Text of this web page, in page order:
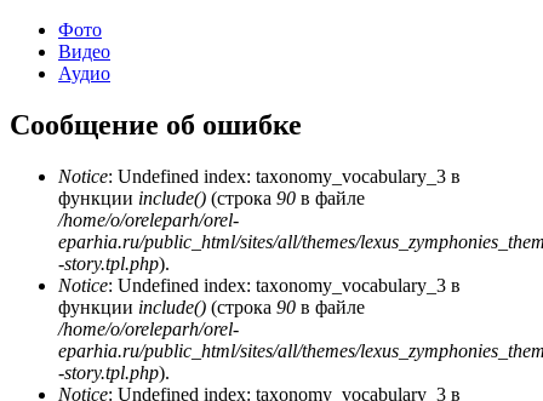
Фото
Видео
Аудио
Сообщение об ошибке
Notice: Undefined index: taxonomy_vocabulary_3 в
функции include() (строка 90 в файле
/home/o/oreleparh/orel-
eparhia.ru/public_html/sites/all/themes/
-story.tpl.php).
Notice: Undefined index: taxonomy_vocabulary_3 в
функции include() (строка 90 в файле
/home/o/oreleparh/orel-
eparhia.ru/public_html/sites/all/themes/
-story.tpl.php).
Notice: Undefined index: taxonomy_vocabulary_3 в